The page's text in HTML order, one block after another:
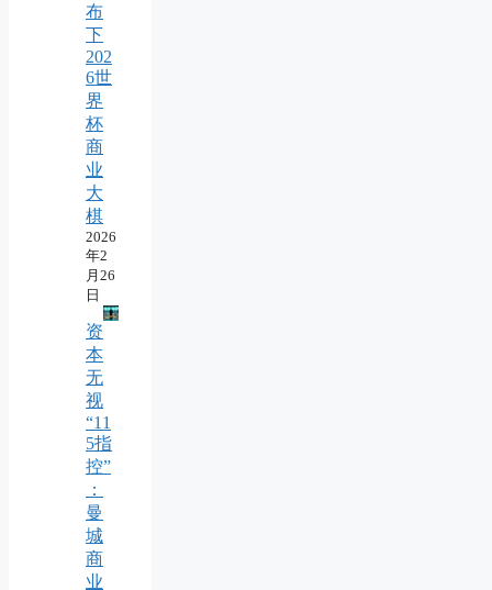
布
下
202
6世
界
杯
商
业
大
棋
2026
年2
月26
日
资
本
无
视
“11
5指
控”
：
曼
城
商
业